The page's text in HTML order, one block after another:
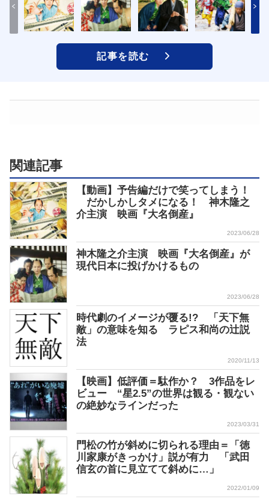
記事を読む
関連記事
【動画】予告編だけで笑ってしまう！
だかしかしタメになる！ 神木隆之
介主演 映画『大名倒産』
2023/06/28
神木隆之介主演 映画『大名倒産』が
現代日本に投げかけるもの
2023/06/28
時代劇のイメージが覆る!? 「天下無
敵」の意味を知る ラピス和尚の辻説
法
2020/11/13
【映画】低評価＝駄作か？ 3作品をレ
ビュー “星2.5”の世界は観る・観ない
の絶妙なラインだった
2023/03/31
門松の竹が斜めに切られる理由＝「徳
川家康がきっかけ」説が有力 「武田
信玄の首に見立てて斜めに…」
2022/01/09